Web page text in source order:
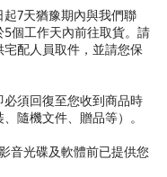
7天猶豫期內與我們聯
個工作天內前往取貨。請
配人員取件，並請您保
須回復至您收到商品時
隨機文件、贈品等）。
音光碟及軟體前已提供您